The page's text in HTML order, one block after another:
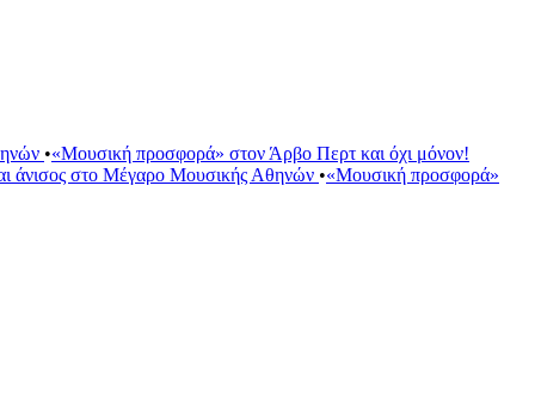
•«Μουσική προσφορά» στον Άρβο Περτ και όχι μόνον!
άνισος στο Μέγαρο Μουσικής Αθηνών •«Μουσική προσφορά»